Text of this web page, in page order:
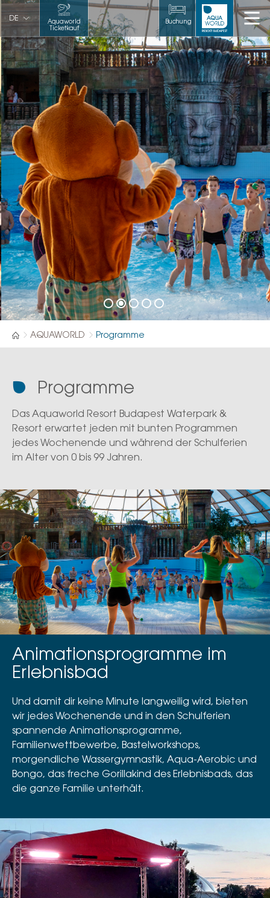
Aquaworld
Ticketkauf
DE Buchung
AQUAWORLD Programme
Programme
Das Aquaworld Resort Budapest Waterpark &
Resort erwartet jeden mit bunten Programmen
jedes Wochenende und während der Schulferien
im Alter von 0 bis 99 Jahren.
Animationsprogramme im
Erlebnisbad
Und damit dir keine Minute langweilig wird, bieten
wir jedes Wochenende und in den Schulferien
spannende Animationsprogramme,
Familienwettbewerbe, Bastelworkshops,
morgendliche Wassergymnastik, Aqua-Aerobic und
Bongo, das freche Gorillakind des Erlebnisbads, das
die ganze Familie unterhält.